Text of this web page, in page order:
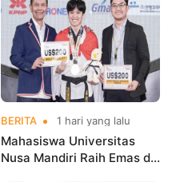
Taekwondo
BERITA 1 hari yang lalu
Mahasiswa Universitas
Nusa Mandiri Raih Emas di